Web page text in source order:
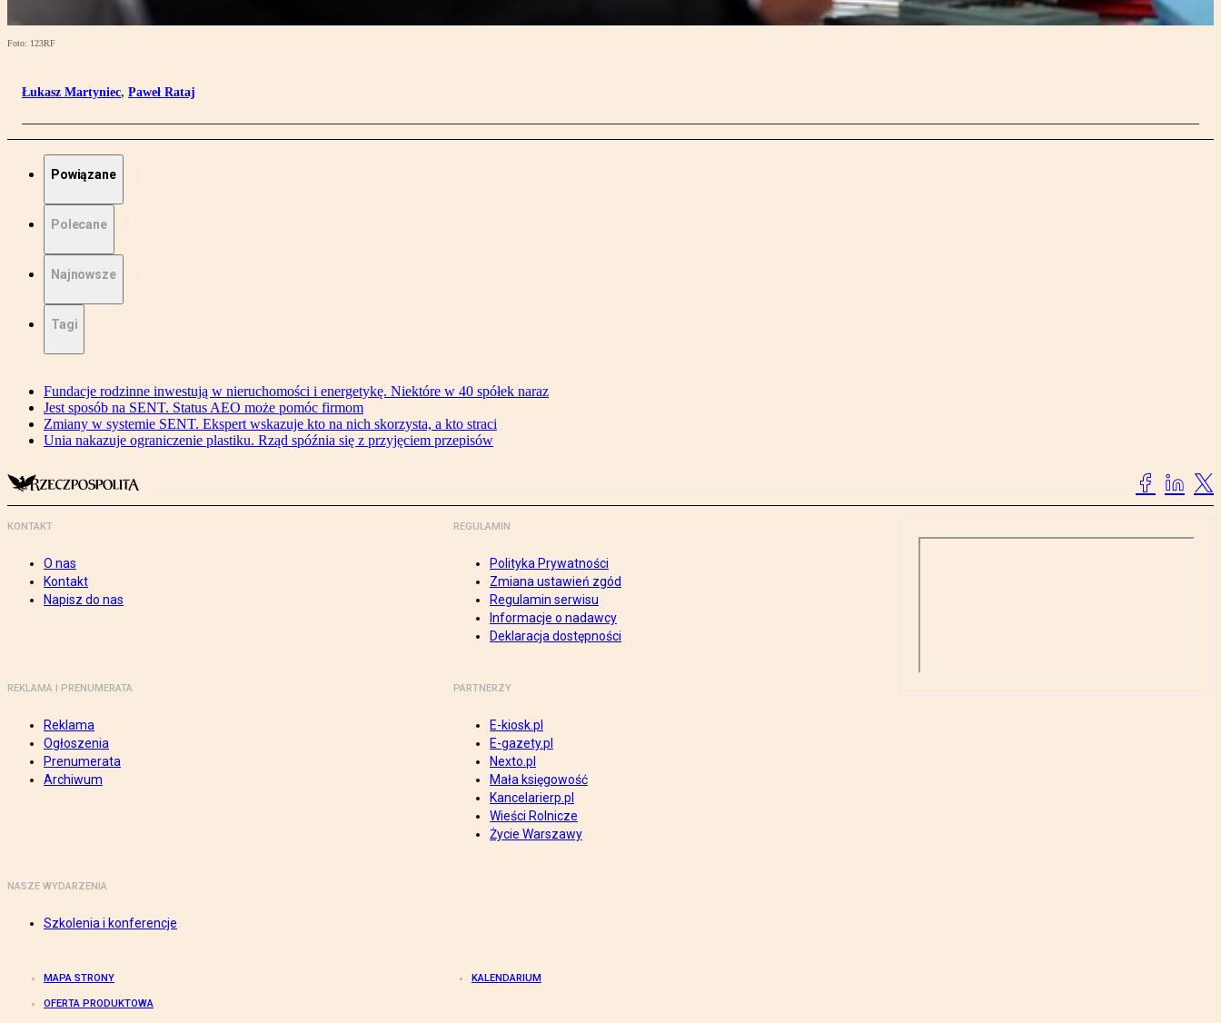
Foto: 123RF
Łukasz Martyniec, Paweł Rataj
Powiązane
Polecane
Najnowsze
Tagi
Fundacje rodzinne inwestują w nieruchomości i energetykę. Niektóre w 40 spółek naraz
Jest sposób na SENT. Status AEO może pomóc firmom
Zmiany w systemie SENT. Ekspert wskazuje kto na nich skorzysta, a kto straci
Unia nakazuje ograniczenie plastiku. Rząd spóźnia się z przyjęciem przepisów
KONTAKT
O nas
Kontakt
Napisz do nas
REGULAMIN
Polityka Prywatności
Zmiana ustawień zgód
Regulamin serwisu
Informacje o nadawcy
Deklaracja dostępności
REKLAMA I PRENUMERATA
Reklama
Ogłoszenia
Prenumerata
Archiwum
PARTNERZY
E-kiosk.pl
E-gazety.pl
Nexto.pl
Mała księgowość
Kancelarierp.pl
Wieści Rolnicze
Życie Warszawy
NASZE WYDARZENIA
Szkolenia i konferencje
MAPA STRONY KALENDARIUM
OFERTA PRODUKTOWA